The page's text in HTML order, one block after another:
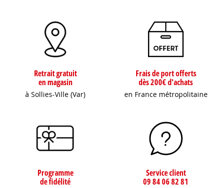
Retrait gratuit
en magasin
à Sollies-Ville (Var)
Frais de port offerts
dès 200€ d'achats
en France métropolitaine
Programme
de fidélité
Service client
09 84 06 82 81